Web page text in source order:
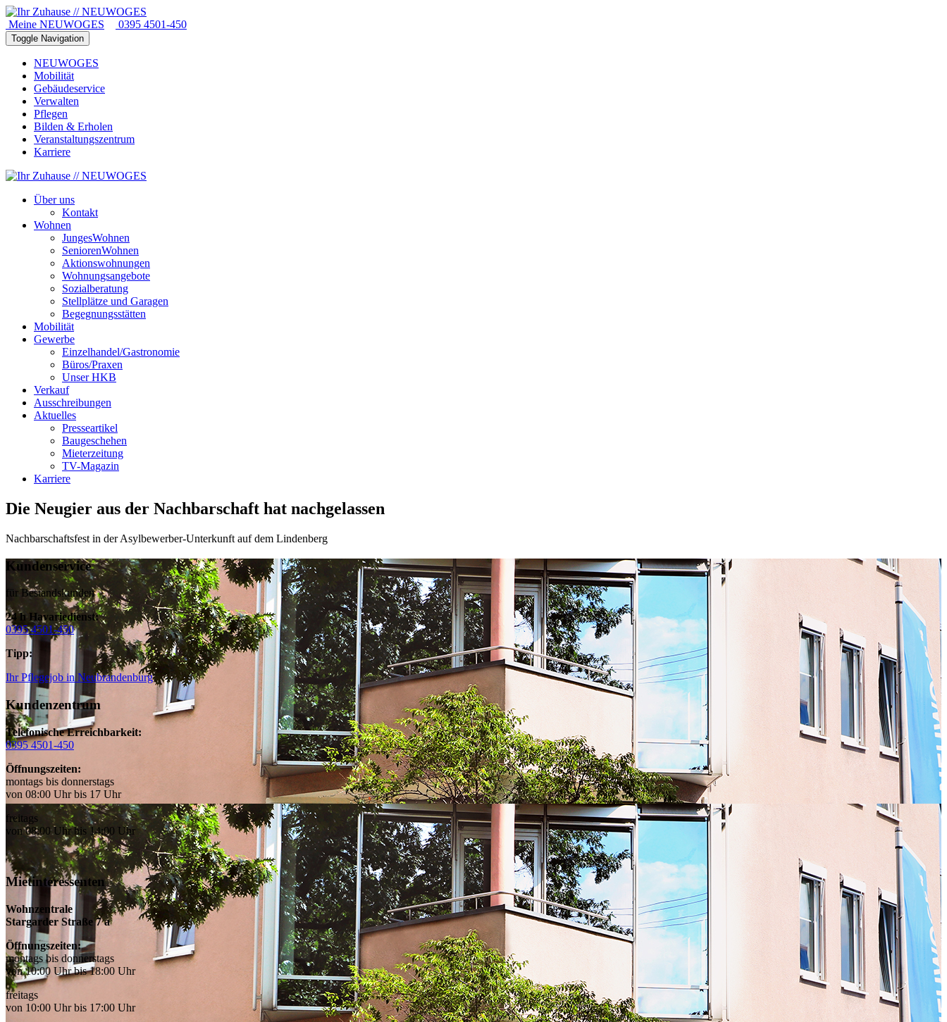
Meine NEUWOGES 0395 4501-450
Toggle Navigation
NEUWOGES
Mobilität
Gebäudeservice
Verwalten
Pflegen
Bilden & Erholen
Veranstaltungszentrum
Karriere
Über uns
Kontakt
Wohnen
JungesWohnen
SeniorenWohnen
Aktionswohnungen
Wohnungsangebote
Sozialberatung
Stellplätze und Garagen
Begegnungsstätten
Mobilität
Gewerbe
Einzelhandel/Gastronomie
Büros/Praxen
Unser HKB
Verkauf
Ausschreibungen
Aktuelles
Presseartikel
Baugeschehen
Mieterzeitung
TV-Magazin
Karriere
Die Neugier aus der Nachbarschaft hat nachgelassen
Nachbarschaftsfest in der Asylbewerber-Unterkunft auf dem Lindenberg
Kundenservice
für Bestandskunden
24 h Havariedienst:
0395 4501-450
Tipp:
Ihr Pflegejob in Neubrandenburg
Kundenzentrum
Telefonische Erreichbarkeit:
0395 4501-450
Öffnungszeiten:
montags bis donnerstags
von 08:00 Uhr bis 17 Uhr
freitags
von 08:00 Uhr bis 14:00 Uhr
Mietinteressenten
Wohnzentrale
Stargarder Straße 7 a
Öffnungszeiten:
montags bis donnerstags
von 10:00 Uhr bis 18:00 Uhr
freitags
von 10:00 Uhr bis 17:00 Uhr